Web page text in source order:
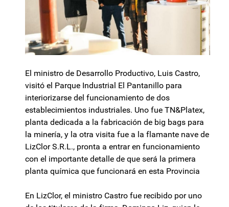
El ministro de Desarrollo Productivo, Luis Castro,
visitó el Parque Industrial El Pantanillo para
interiorizarse del funcionamiento de dos
establecimientos industriales. Uno fue TN&Platex,
planta dedicada a la fabricación de big bags para
la minería, y la otra visita fue a la flamante nave de
LizClor S.R.L., pronta a entrar en funcionamiento
con el importante detalle de que será la primera
planta química que funcionará en esta Provincia
En LizClor, el ministro Castro fue recibido por uno